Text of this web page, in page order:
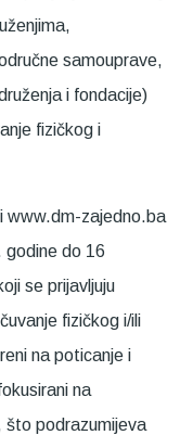
samouprave,
i fondacije)
fizičkog i
www.dm-zajedno.ba
godine do 16
se prijavljuju
fizičkog i/ili
na poticanje i
na
što podrazumijeva